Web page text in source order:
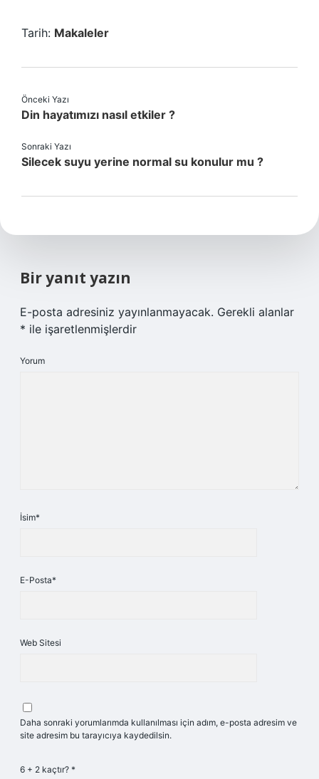
Tarih: Makaleler
Önceki Yazı
Din hayatımızı nasıl etkiler ?
Sonraki Yazı
Silecek suyu yerine normal su konulur mu ?
Bir yanıt yazın
E-posta adresiniz yayınlanmayacak. Gerekli alanlar
* ile işaretlenmişlerdir
Yorum
İsim*
E-Posta*
Web Sitesi
Daha sonraki yorumlarımda kullanılması için adım, e-posta adresim ve
site adresim bu tarayıcıya kaydedilsin.
6 + 2 kaçtır? *